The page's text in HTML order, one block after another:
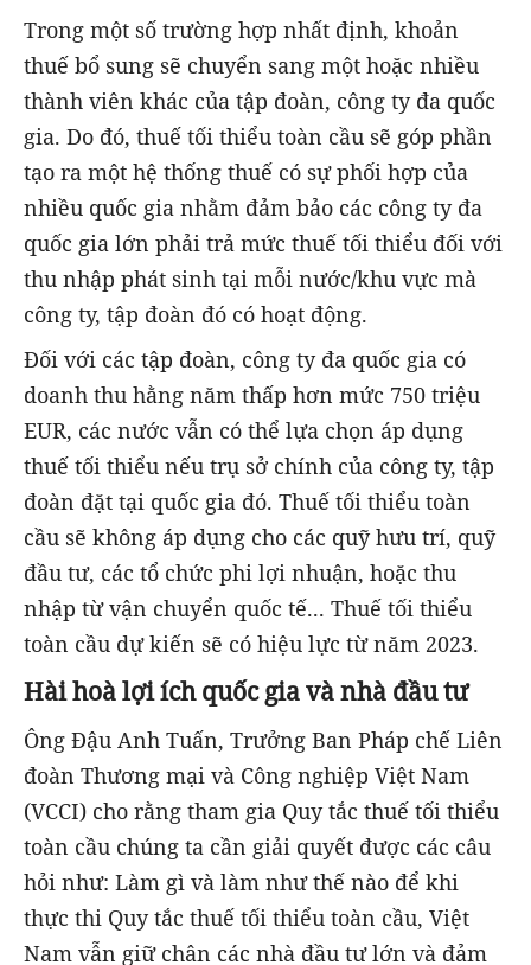
Trong một số trường hợp nhất định, khoản
thuế bổ sung sẽ chuyển sang một hoặc nhiều
thành viên khác của tập đoàn, công ty đa quốc
gia. Do đó, thuế tối thiểu toàn cầu sẽ góp phần
tạo ra một hệ thống thuế có sự phối hợp của
nhiều quốc gia nhằm đảm bảo các công ty đa
quốc gia lớn phải trả mức thuế tối thiểu đối với
thu nhập phát sinh tại mỗi nước/khu vực mà
công ty, tập đoàn đó có hoạt động.
Đối với các tập đoàn, công ty đa quốc gia có
doanh thu hằng năm thấp hơn mức 750 triệu
EUR, các nước vẫn có thể lựa chọn áp dụng
thuế tối thiểu nếu trụ sở chính của công ty, tập
đoàn đặt tại quốc gia đó. Thuế tối thiểu toàn
cầu sẽ không áp dụng cho các quỹ hưu trí, quỹ
đầu tư, các tổ chức phi lợi nhuận, hoặc thu
nhập từ vận chuyển quốc tế... Thuế tối thiểu
toàn cầu dự kiến sẽ có hiệu lực từ năm 2023.
Hài hoà lợi ích quốc gia và nhà đầu tư
Ông Đậu Anh Tuấn, Trưởng Ban Pháp chế Liên
đoàn Thương mại và Công nghiệp Việt Nam
(VCCI) cho rằng tham gia Quy tắc thuế tối thiểu
toàn cầu chúng ta cần giải quyết được các câu
hỏi như: Làm gì và làm như thế nào để khi
thực thi Quy tắc thuế tối thiểu toàn cầu, Việt
Nam vẫn giữ chân các nhà đầu tư lớn và đảm